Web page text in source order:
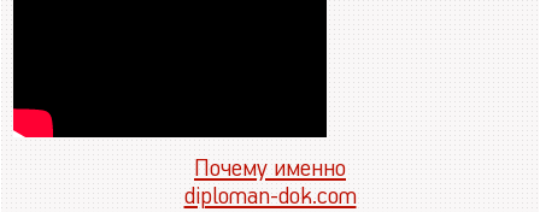
Почему именно
diploman-dok.com